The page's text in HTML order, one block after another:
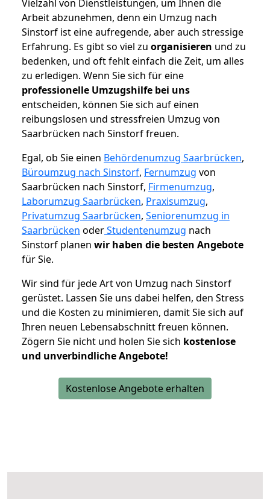
Vielzahl von Dienstleistungen, um Ihnen die
Arbeit abzunehmen, denn ein Umzug nach
Sinstorf ist eine aufregende, aber auch stressige
Erfahrung. Es gibt so viel zu organisieren und zu
bedenken, und oft fehlt einfach die Zeit, um alles
zu erledigen. Wenn Sie sich für eine
professionelle Umzugshilfe bei uns
entscheiden, können Sie sich auf einen
reibungslosen und stressfreien Umzug von
Saarbrücken nach Sinstorf freuen.
Egal, ob Sie einen Behördenumzug Saarbrücken,
Büroumzug nach Sinstorf, Fernumzug von
Saarbrücken nach Sinstorf, Firmenumzug,
Laborumzug Saarbrücken, Praxisumzug,
Privatumzug Saarbrücken, Seniorenumzug in
Saarbrücken oderStudentenumzug nach
Sinstorf planen wir haben die besten Angebote
für Sie.
Wir sind für jede Art von Umzug nach Sinstorf
gerüstet. Lassen Sie uns dabei helfen, den Stress
und die Kosten zu minimieren, damit Sie sich auf
Ihren neuen Lebensabschnitt freuen können.
Zögern Sie nicht und holen Sie sich kostenlose
und unverbindliche Angebote!
Kostenlose Angebote erhalten